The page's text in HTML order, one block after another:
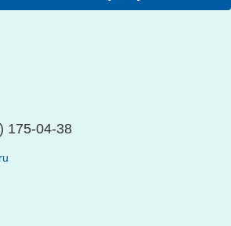
175-04-38